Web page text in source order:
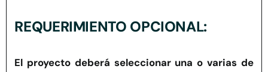
REQUERIMIENTO OPCIONAL:
El proyecto deberá seleccionar una o varias de